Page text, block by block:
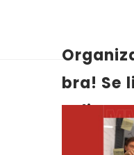
bra! Se
s dicas
m